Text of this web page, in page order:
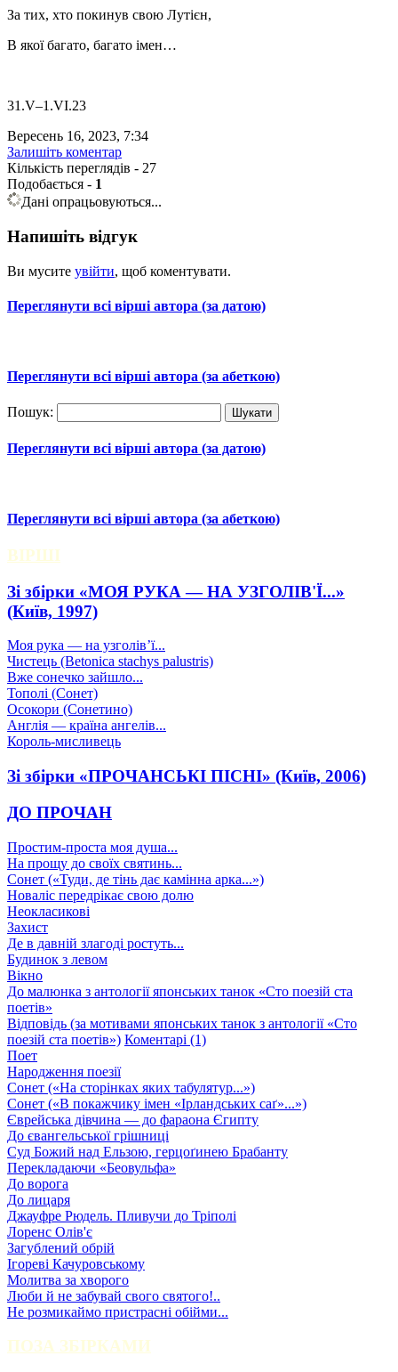
За тих, хто покинув свою Лутієн,
В якої багато, багато імен…
31.V–1.VІ.23
Вересень 16, 2023, 7:34
Залишіть коментар
Кількість переглядів - 27
Подобається - 1
Дані опрацьовуються...
Напишіть відгук
Ви мусите увійти, щоб коментувати.
Переглянути всі вірші автора (за датою)
Переглянути всі вірші автора (за абеткою)
Пошук:
Переглянути всі вірші автора (за датою)
Переглянути всі вірші автора (за абеткою)
ВІРШІ
Зі збірки «МОЯ РУКА — НА УЗГОЛІВ'Ї...»
(Київ, 1997)
Моя рука — на узголів’ї...
Чистець (Betonica stachys palustris)
Вже сонечко зайшло...
Тополі (Сонет)
Осокори (Сонетино)
Англія — країна ангелів...
Король-мисливець
Зі збірки «ПРОЧАНСЬКІ ПІСНІ» (Київ, 2006)
ДО ПРОЧАН
Простим-проста моя душа...
На прощу до своїх святинь...
Сонет («Туди, де тінь дає камінна арка...»)
Новаліс передрікає свою долю
Неокласикові
Захист
Де в давній злагоді ростуть...
Будинок з левом
Вікно
До малюнка з антології японських танок «Сто поезій ста
поетів»
Відповідь (за мотивами японських танок з антології «Сто
поезій ста поетів») Коментарі (1)
Поет
Народження поезії
Сонет («На сторінках яких табулятур...»)
Сонет («В покажчику імен «Ірландських саґ»...»)
Єврейська дівчина — до фараона Єгипту
До євангельської грішниці
Суд Божий над Ельзою, герцоґинею Брабанту
Перекладаючи «Беовульфа»
До ворога
До лицаря
Джауфре Рюдель. Пливучи до Тріполі
Лоренс Олів'є
Загублений обрій
Ігореві Качуровському
Молитва за хворого
Люби й не забувай свого святого!..
Не розмикаймо пристрасні обійми...
ПОЗА ЗБІРКАМИ